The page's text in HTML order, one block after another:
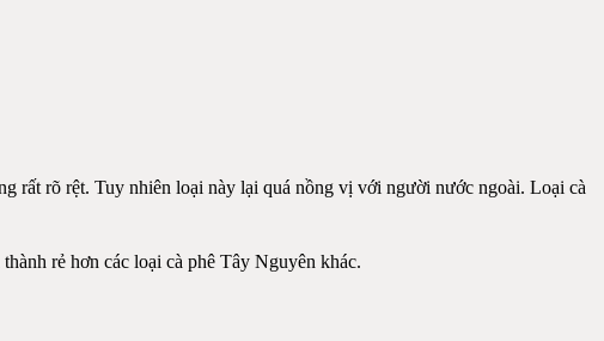
rất rõ rệt. Tuy nhiên loại này lại quá nồng vị với người nước ngoài. Loại cà
rẻ hơn các loại cà phê Tây Nguyên khác.